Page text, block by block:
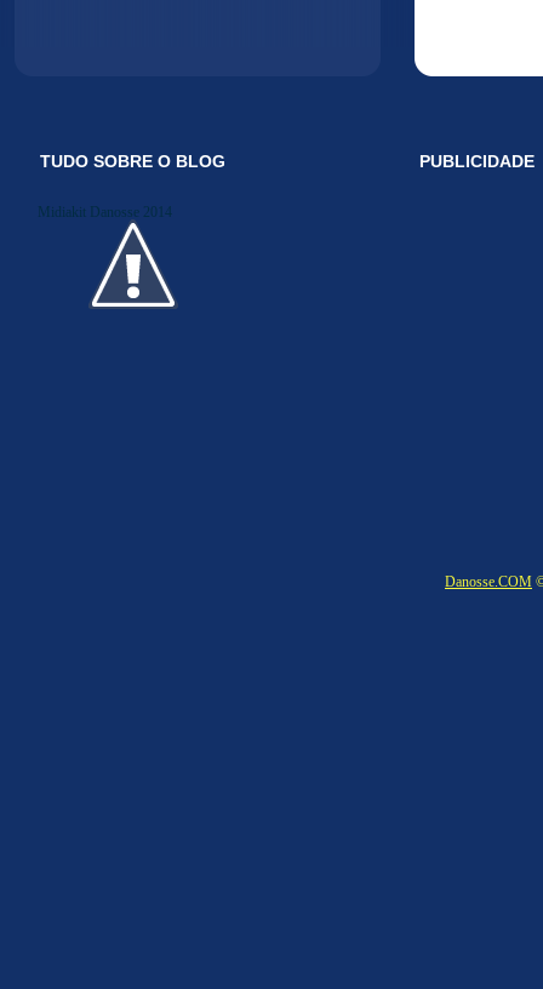
TUDO SOBRE O BLOG
Midiakit Danosse 2014
PUBLICIDADE
Danosse.COM